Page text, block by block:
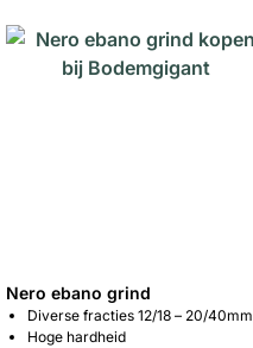
Nero ebano grind
Diverse fracties 12/18 – 20/40mm
Hoge hardheid